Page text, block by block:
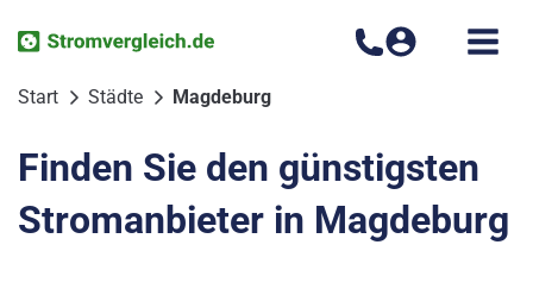
Inhalt
Start
Städte Magdeburg
Finden Sie den günstigsten
Stromanbieter in Magdeburg